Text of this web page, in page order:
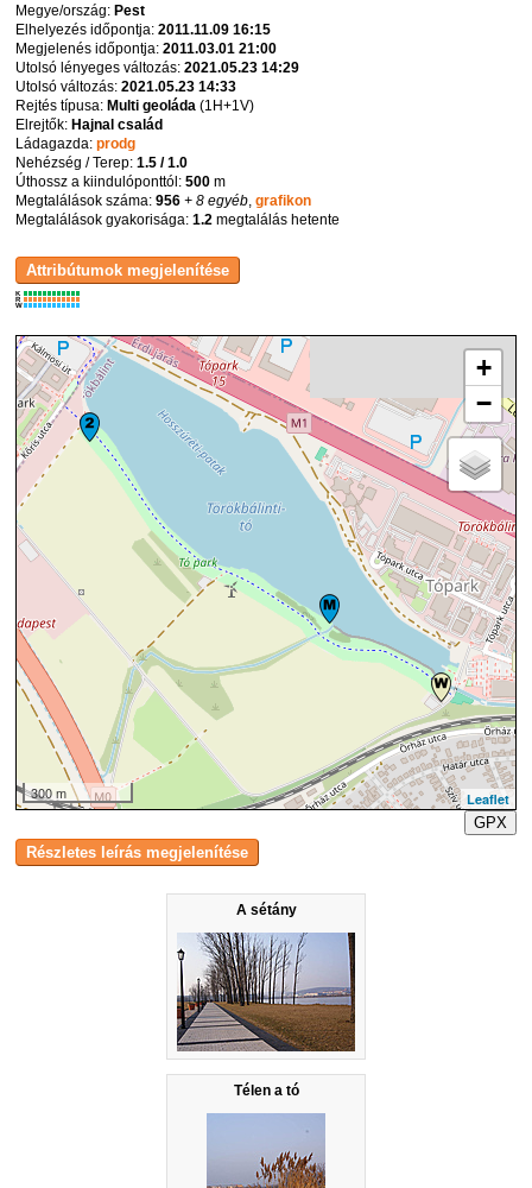
A sétány
Télen a tó
Megye/ország:Pest
Elhelyezés időpontja:2011.11.09 16:15
Megjelenés időpontja:2011.03.01 21:00
Utolsó lényeges változás:2021.05.23 14:29
Utolsó változás:2021.05.23 14:33
Rejtés típusa:Multi geoláda (1H+1V)
Elrejtők:Hajnal család
Ládagazda:prodg
Nehézség / Terep:1.5 / 1.0
Úthossz a kiindulóponttól:500 m
Megtalálások száma:956 + 8 egyéb ,grafikon
Megtalálások gyakorisága:1.2 megtalálás hetente
K
R
W
+
−
300 m
Leaflet
GPX